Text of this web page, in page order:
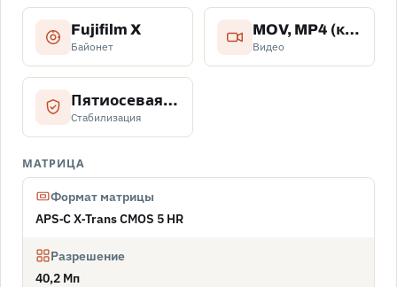
Fujifilm X
Байонет
MOV, MP4 (кодеки H.265/H.264, 10‑бит)
Видео
Пятиосевая стабилизация в корпусе (IBIS), до 7 ступеней по CIPA
Стабилизация
МАТРИЦА
Формат матрицы
APS‑C X‑Trans CMOS 5 HR
Разрешение
40,2 Мп